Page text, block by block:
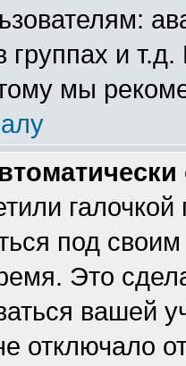
группах и
мы
галочкой
под
Это
вашей
отключало